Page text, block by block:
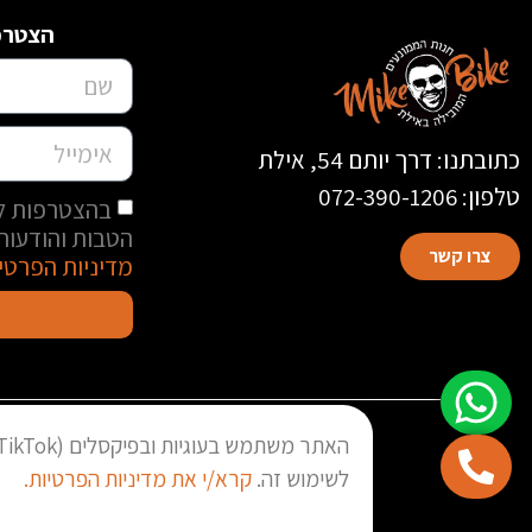
כתובתנו: דרך יותם 54, אילת
טלפון: 072-390-1206
צרו קשר
בהצטרפות
הטבות
מדיניות
לשימוש זה.קרא/י את מדיניות הפרטיות.